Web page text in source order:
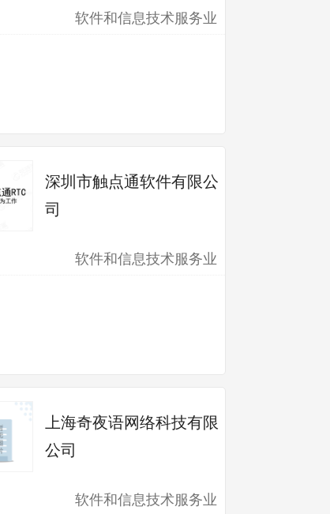
软件和信息技术服务业
深圳市触点通软件有限公
司
软件和信息技术服务业
上海奇夜语网络科技有限
公司
软件和信息技术服务业